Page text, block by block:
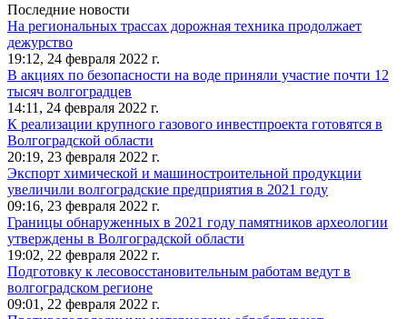
Последние новости
На региональных трассах дорожная техника продолжает
дежурство
19:12, 24 февраля 2022 г.
В акциях по безопасности на воде приняли участие почти 12
тысяч волгоградцев
14:11, 24 февраля 2022 г.
К реализации крупного газового инвестпроекта готовятся в
Волгоградской области
20:19, 23 февраля 2022 г.
Экспорт химической и машиностроительной продукции
увеличили волгоградские предприятия в 2021 году
09:16, 23 февраля 2022 г.
Границы обнаруженных в 2021 году памятников археологии
утверждены в Волгоградской области
19:02, 22 февраля 2022 г.
Подготовку к лесовосстановительным работам ведут в
волгоградском регионе
09:01, 22 февраля 2022 г.